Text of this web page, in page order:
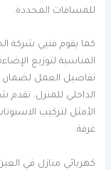
للمسافات المحددة.
كما يقوم فنيي شركة
المناسبة لتوزيع
تفاصيل العمل لضمان
الداخلي للمنزل. تقدم
الأمثل لتركيب
غرفة.
كهربائي منازل في